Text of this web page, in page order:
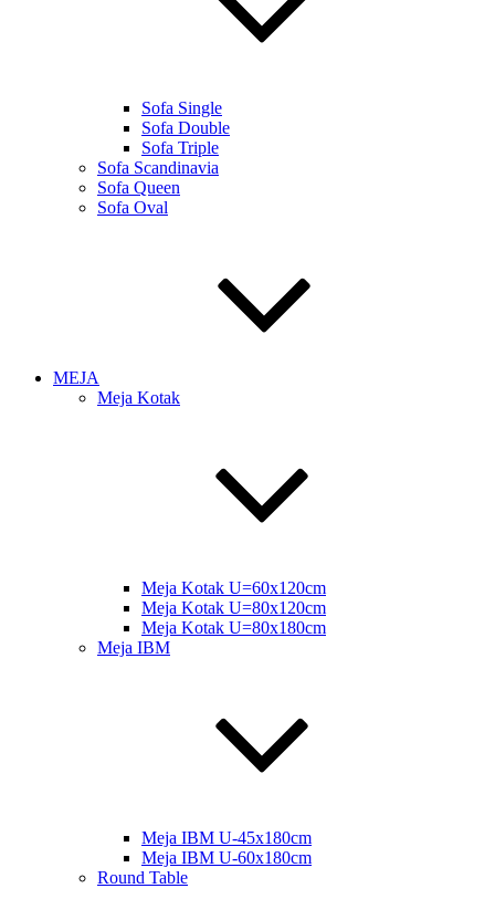
Sofa Single
Sofa Double
Sofa Triple
Sofa Scandinavia
Sofa Queen
Sofa Oval
MEJA
Meja Kotak
Meja Kotak U=60x120cm
Meja Kotak U=80x120cm
Meja Kotak U=80x180cm
Meja IBM
Meja IBM U-45x180cm
Meja IBM U-60x180cm
Round Table